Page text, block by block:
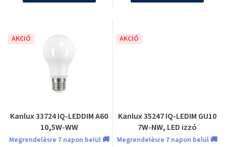
AKCIÓ
Kanlux 33724 IQ-LEDDIM A60
10,5W-WW
Megrendelèsre 7 napon belül 🚚
AKCIÓ
Kanlux 35247 IQ-LEDIM GU10
7W-NW, LED izzó
Megrendelèsre 7 napon belül 🚚